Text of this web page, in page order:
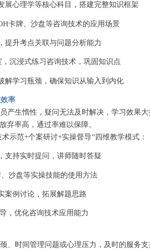
展心理学等核心科目，搭建完整知识框架
卡牌、沙盘等咨询技术的应用场景
提升考点关联与问题分析能力
沉浸式练习咨询技术，巩固知识点
解学习瓶颈，确保知识从输入到内化
率
产生惰性，疑问无法及时解决，学习效果
弃率高，通过率难以保障。
示范+个案研讨+实操督导”四维教学模式：
支持实时提问，讲师随时答疑
沙盘等实操技能的使用方法
案例讨论，拓展解题思路
，优化咨询技术应用能力
、时间管理问题或心理压力，及时的服务